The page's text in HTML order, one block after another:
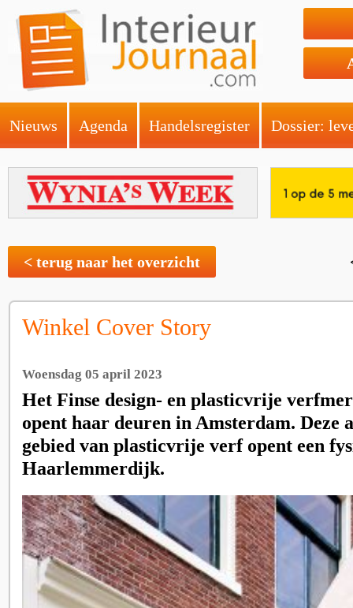
Nieuws Agenda Handelsregister Dossier:
< terug naar het overzicht
Winkel Cover Story
Woensdag 05 april 2023
Het Finse design- en plasticvrije
opent haar deuren in Amsterdam. Deze
gebied van plasticvrije verf opent een
Haarlemmerdijk.